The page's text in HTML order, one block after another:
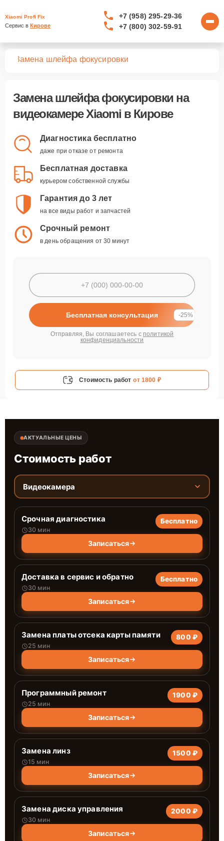
Xiaomi Profi Fix
Сервис в Кирове
+7 (958) 295-29-36
+7 (800) 302-59-91
Замена шлейфа фокусировки
Замена шлейфа фокусировки на
видеокамере Xiaomi в Кирове
Диагностика бесплатно
даже при отказе от ремонта
Бесплатная доставка
курьером собственной службы
Гарантия до 3 лет
на все виды работ и запчастей
Срочный ремонт
в день обращения от 30 минут
Бесплатная консультация -25%
Отправляя, Вы соглашаетесь с политикой
конфиденциальности
Стоимость работ от 1800 ₽
АКТУАЛЬНЫЕ ЦЕНЫ
Стоимость работ
Видеокамера
Срочная диагностика
30 мин
Бесплатно
Записаться
Доставка в сервис и обратно
30 мин
Бесплатно
Записаться
Замена платы отсека карты памяти
25 мин
800 ₽
Записаться
Программный ремонт
25 мин
1900 ₽
Записаться
Замена линз
15 мин
1500 ₽
Записаться
Замена диска управления
30 мин
2000 ₽
Записаться